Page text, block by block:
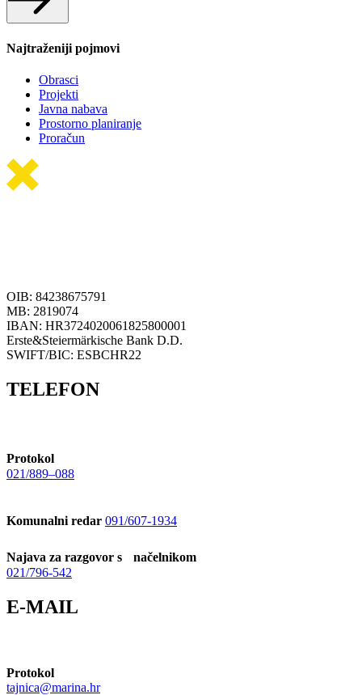
Najtraženiji pojmovi
Obrasci
Projekti
Javna nabava
Prostorno planiranje
Proračun
OIB: 84238675791
MB: 2819074
IBAN: HR3724020061825800001
Erste&Steiermärkische Bank D.D.
SWIFT/BIC: ESBCHR22
TELEFON
Protokol
021/889–088
Komunalni redar 091/607-1934
Najava za razgovor s načelnikom
021/796-542
E-MAIL
Protokol
tajnica@marina.hr